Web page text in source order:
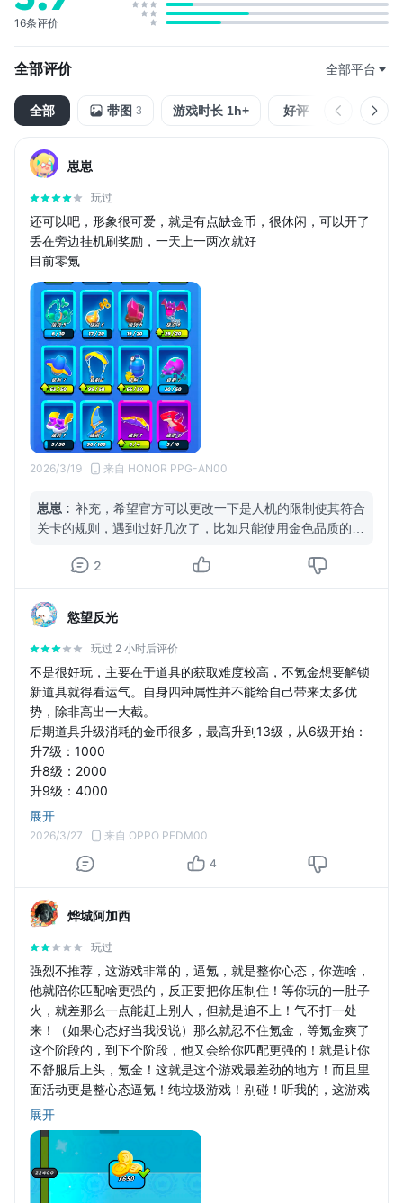
16条评价
全部评价 全部平台
全部 带图 3 游戏时长 1h+ 好评
崽崽
玩过
还可以吧，形象很可爱，就是有点缺金币，很休闲，可以开了
丢在旁边挂机刷奖励，一天上一两次就好
目前零氪
2026/3/19 来自 HONOR PPG-AN00
崽崽 : 补充，希望官方可以更改一下是人机的限制使其符合
关卡的规则，遇到过好几次了，比如只能使用金色品质的物
被完爆了那把
2
慾望反光
玩过 2 小时后评价
不是很好玩，主要在于道具的获取难度较高，不氪金想要解锁
新道具就得看运气。自身四种属性并不能给自己带来太多优
势，除非高出一大截。
后期道具升级消耗的金币很多，最高升到13级，从6级开始：
升7级：1000
升8级：2000
升9级：4000
升10级：80000
升11级：20000
升13级：100000
展开
2026/3/27 来自 OPPO PFDM00
4
烨城阿加西
玩过
强烈不推荐，这游戏非常的，逼氪，就是整你心态，你选啥，
他就陪你匹配啥更强的，反正要把你压制住！等你玩的一肚子
火，就差那么一点能赶上别人，但就是追不上！气不打一处
来！（如果心态好当我没说）那么就忍不住氪金，等氪金爽了
这个阶段的，到下个阶段，他又会给你匹配更强的！就是让你
不舒服后上头，氪金！这就是这个游戏最差劲的地方！而且里
面活动更是整心态逼氪！纯垃圾游戏！别碰！听我的，这游戏
不是解压的，是增压的！能把人气半死！而且，段位能一直
爬，无底洞！就是让你们无限氪金！
展开